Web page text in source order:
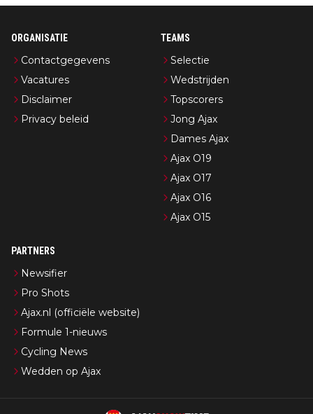
ORGANISATIE
Contactgegevens
Vacatures
Disclaimer
Privacy beleid
TEAMS
Selectie
Wedstrijden
Topscorers
Jong Ajax
Dames Ajax
Ajax O19
Ajax O17
Ajax O16
Ajax O15
PARTNERS
Newsifier
Pro Shots
Ajax.nl (officiële website)
Formule 1-nieuws
Cycling News
Wedden op Ajax